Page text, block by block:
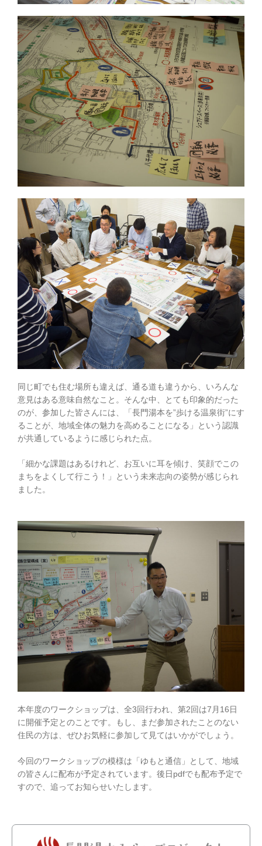
同じ町でも住む場所も違えば、通る道も違うから、いろんな
意見はある意味自然なこと。そんな中、とても印象的だった
のが、参加した皆さんには、「長門湯本を”歩ける温泉街”にす
ることが、地域全体の魅力を高めることになる」という認識
が共通しているように感じられた点。
「細かな課題はあるけれど、お互いに耳を傾け、笑顔でこの
まちをよくして行こう！」という未来志向の姿勢が感じられ
ました。
本年度のワークショップは、全3回行われ、第2回は7月16日
に開催予定とのことです。もし、まだ参加されたことのない
住民の方は、ぜひお気軽に参加して見てはいかがでしょう。
今回のワークショップの模様は「ゆもと通信」として、地域
の皆さんに配布が予定されています。後日pdfでも配布予定で
すので、追ってお知らせいたします。